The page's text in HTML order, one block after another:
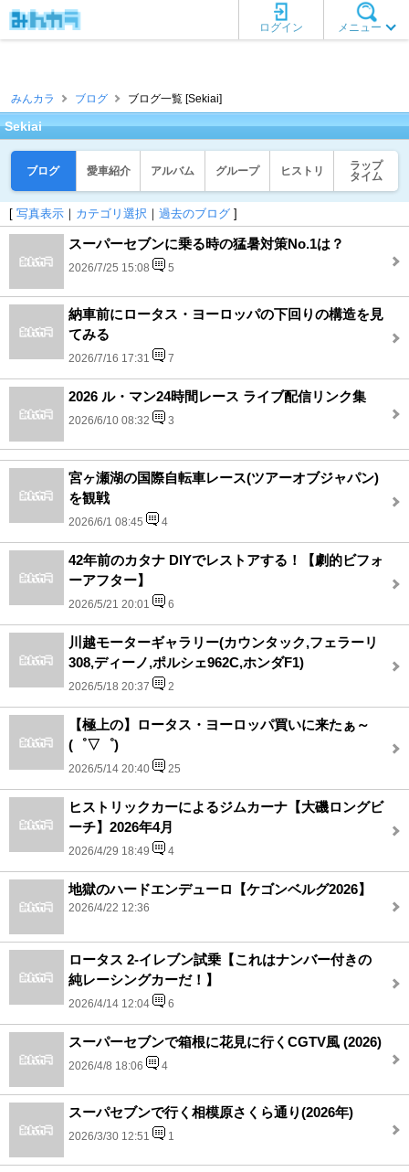
メニュー
ログイン
みんカラ ブログ ブログ一覧 [Sekiai]
Sekiai
ブログ 愛車紹介 アルバム グループ ヒストリ
ラップ
タイム
[ 写真表示 ｜ カテゴリ選択 ｜ 過去のブログ ]
スーパーセブンに乗る時の猛暑対策No.1は？
2026/7/25 15:08 5
納車前にロータス・ヨーロッパの下回りの構造を見
てみる
2026/7/16 17:31 7
2026 ル・マン24時間レース ライブ配信リンク集
2026/6/10 08:32 3
宮ヶ瀬湖の国際自転車レース(ツアーオブジャパン)
を観戦
2026/6/1 08:45 4
42年前のカタナ DIYでレストアする！【劇的ビフォ
ーアフター】
2026/5/21 20:01 6
川越モーターギャラリー(カウンタック,フェラーリ
308,ディーノ,ポルシェ962C,ホンダF1)
2026/5/18 20:37 2
【極上の】ロータス・ヨーロッパ買いに来たぁ～
(゜▽゜)
2026/5/14 20:40 25
ヒストリックカーによるジムカーナ【大磯ロングビ
ーチ】2026年4月
2026/4/29 18:49 4
地獄のハードエンデューロ【ケゴンベルグ2026】
2026/4/22 12:36
ロータス 2-イレブン試乗【これはナンバー付きの
純レーシングカーだ！】
2026/4/14 12:04 6
スーパーセブンで箱根に花見に行くCGTV風 (2026)
2026/4/8 18:06 4
スーパセブンで行く相模原さくら通り(2026年)
2026/3/30 12:51 1